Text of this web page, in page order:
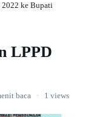
2022 ke Bupati
LPPD
baca · 1 views